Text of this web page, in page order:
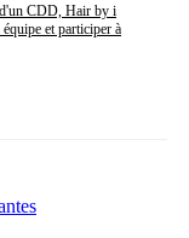
CDD, Hair by i
et participer à